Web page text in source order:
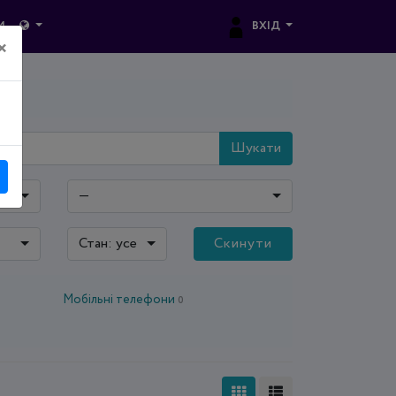
ВХІД
Шукати
—
Стан: усе Скинути
Мобільні телефони 0